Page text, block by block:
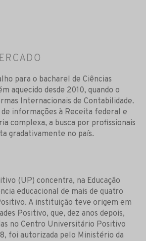
para o bacharel de Ciências
aquecido desde 2010, quando o
Internacionais de Contabilidade.
informações à Receita federal e
complexa, a busca por profissionais
gradativamente no país.
(UP) concentra, na Educação
educacional de mais de quatro
A instituição teve origem em
Positivo, que, dez anos depois,
no Centro Universitário Positivo
foi autorizada pelo Ministério da